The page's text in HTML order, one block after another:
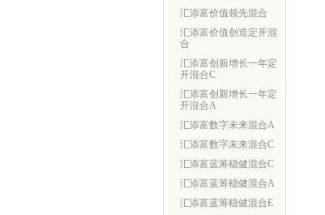
汇添富价值领先混合
汇添富价值创造定开混
合
汇添富创新增长一年定
开混合C
汇添富创新增长一年定
开混合A
汇添富数字未来混合A
汇添富数字未来混合C
汇添富蓝筹稳健混合C
汇添富蓝筹稳健混合A
汇添富蓝筹稳健混合E